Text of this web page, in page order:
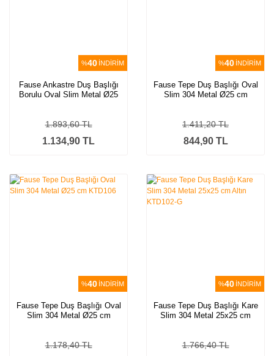
%40 İNDİRİM
Fause Ankastre Duş Başlığı
Borulu Oval Slim Metal Ø25
1.134,90 TL
1.893,60 TL
%40 İNDİRİM
Fause Tepe Duş Başlığı Oval
Slim 304 Metal Ø25 cm
844,90 TL
1.411,20 TL
%40 İNDİRİM
Fause Tepe Duş Başlığı Oval
Slim 304 Metal Ø25 cm
1.178,40 TL
%40 İNDİRİM
Fause Tepe Duş Başlığı Kare
Slim 304 Metal 25x25 cm
1.766,40 TL